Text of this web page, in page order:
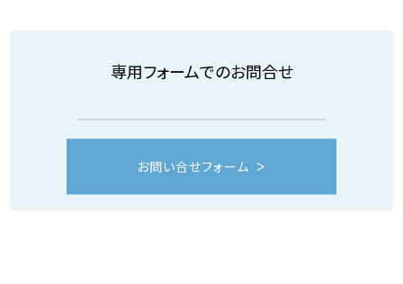
専用フォームでのお問合せ
お問い合せフォーム